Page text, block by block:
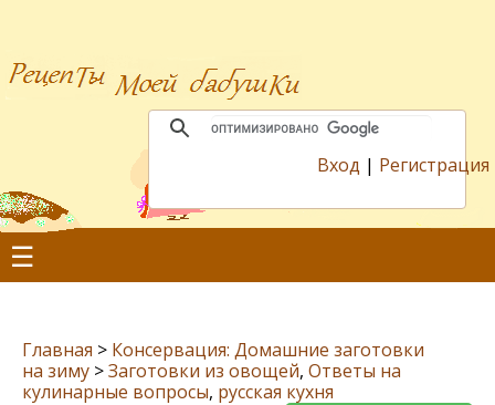
Вход | Регистрация
☰
Главная > Консервация: Домашние заготовки
на зиму >Заготовки из овощей, Ответы на
кулинарные вопросы, русская кухня